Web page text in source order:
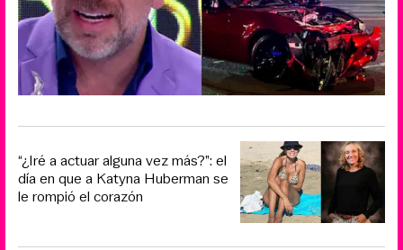
“¿Iré a actuar alguna vez más?”: el
día en que a Katyna Huberman se
le rompió el corazón